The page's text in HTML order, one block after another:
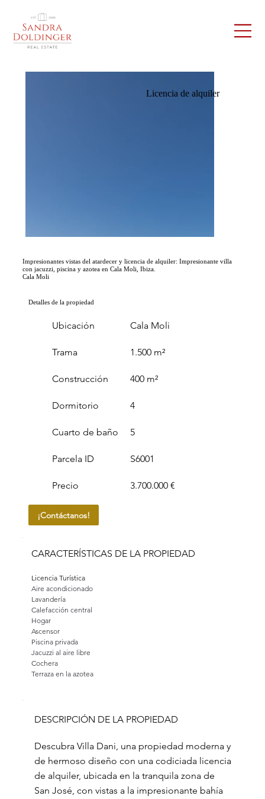
Licencia de alquiler
Impresionantes vistas del atardecer y licencia de alquiler: Impresionante villa
con jacuzzi, piscina y azotea en Cala Moli, Ibiza.
Cala Moli
Detalles de la propiedad
Ubicación
Trama
Construcción
Cala Moli
1.500 m²
400 m²
Dormitorio
Cuarto de baño
4
5
Parcela ID
Precio
S6001
3.700.000 €
¡Contáctanos!
CARACTERÍSTICAS DE LA PROPIEDAD
Licencia Turística
Aire acondicionado
Lavandería
Calefacción central
Hogar
Ascensor
Piscina privada
Jacuzzi al aire libre
Cochera
Terraza en la azotea
DESCRIPCIÓN DE LA PROPIEDAD
Descubra Villa Dani, una propiedad moderna y
de hermoso diseño con una codiciada licencia
de alquiler, ubicada en la tranquila zona de
San José, con vistas a la impresionante bahía